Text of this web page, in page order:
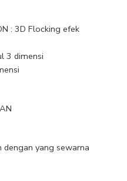
: 3D Flocking efek
3 dimensi
dengan yang sewarna